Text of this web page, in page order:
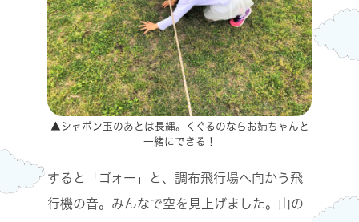
▲シャボン玉のあとは長縄。くぐるのならお姉ちゃんと
一緒にできる！
すると「ゴォー」と、調布飛行場へ向かう飛
行機の音。みんなで空を見上げました。山の